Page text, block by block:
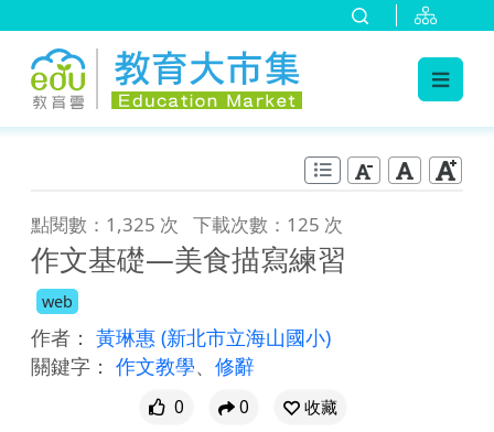
點閱數：1,325 次 下載次數：125 次
作文基礎—美食描寫練習
web
作者： 黃琳惠 (新北市立海山國小)
關鍵字： 作文教學、 修辭
0 0
收藏